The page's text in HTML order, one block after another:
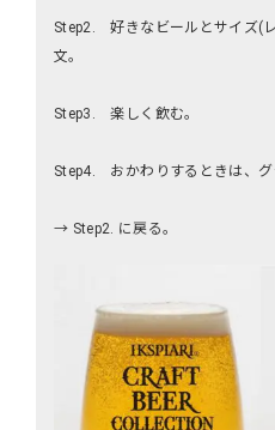
Step2. 好きなビールとサイズ(
文。
Step3. 楽しく飲む。
Step4. おかわりするときは、グ
→ Step2. に戻る。